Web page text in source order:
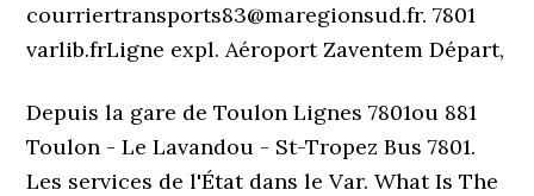
courriertransports83@maregionsud.fr. 7801
varlib.frLigne expl. Aéroport Zaventem Départ,
Depuis la gare de Toulon Lignes 7801ou 881
Toulon - Le Lavandou - St-Tropez Bus 7801.
Les services de l'État dans le Var. What Is The